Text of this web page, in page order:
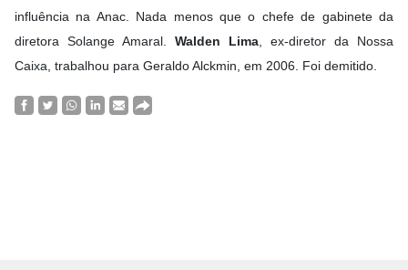
influência na Anac. Nada menos que o chefe de gabinete da
diretora Solange Amaral. Walden Lima , ex-diretor da Nossa
Caixa, trabalhou para Geraldo Alckmin, em 2006. Foi demitido.